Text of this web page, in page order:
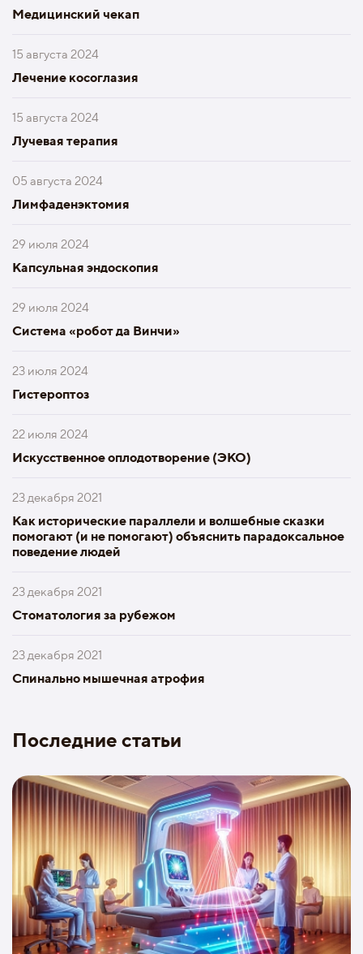
Медицинский чекап
15 августа 2024
Лечение косоглазия
15 августа 2024
Лучевая терапия
05 августа 2024
Лимфаденэктомия
29 июля 2024
Капсульная эндоскопия
29 июля 2024
Система «робот да Винчи»
23 июля 2024
Гистероптоз
22 июля 2024
Искусственное оплодотворение (ЭКО)
23 декабря 2021
Как исторические параллели и волшебные сказки
помогают (и не помогают) объяснить парадоксальное
поведение людей
23 декабря 2021
Стоматология за рубежом
23 декабря 2021
Спинально мышечная атрофия
Последние статьи